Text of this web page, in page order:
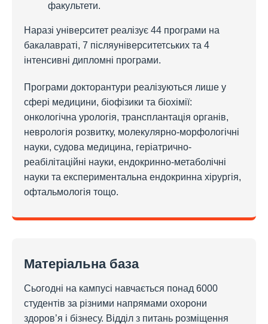
факультети.
Наразі університет реалізує 44 програми на
бакалавраті, 7 післяуніверситетських та 4
інтенсивні дипломні програми.
Програми докторантури реалізуються лише у
сфері медицини, біофізики та біохімії:
онкологічна урологія, трансплантація органів,
неврологія розвитку, молекулярно-морфологічні
науки, судова медицина, геріатрично-
реабілітаційні науки, ендокринно-метаболічні
науки та експериментальна ендокринна хірургія,
офтальмологія тощо.
Матеріальна база
Сьогодні на кампусі навчається понад 6000
студентів за різними напрямами охорони
здоров’я і бізнесу. Відділ з питань розміщення